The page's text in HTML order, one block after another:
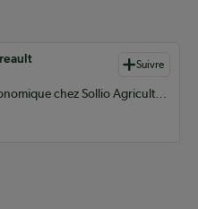
Suivre
Conseiller agronomique chez Sollio Agriculture